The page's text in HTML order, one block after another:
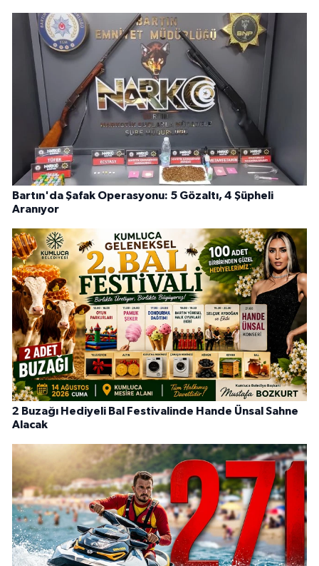
Bartın'da Şafak Operasyonu: 5 Gözaltı, 4 Şüpheli
Aranıyor
2 Buzağı Hediyeli Bal Festivalinde Hande Ünsal Sahne
Alacak